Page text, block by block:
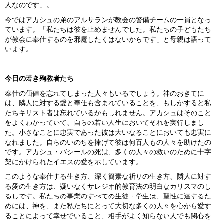
人なのです」。
今ではアカシュの弟のアルサランが教会の警備チームの一員となっ
ています。「私たちは彼を止めませんでした。私たちの子どもたち
が教会に奉仕するのを邪魔したくはないからです」と母親は語って
います。
今日の若き殉教者たち
奉仕の価値を忘れてしまった人々もいるでしょう。神のおきてに
は、隣人に対する愛と奉仕も含まれていることを、もしかすると私
たちキリスト者は忘れているかもしれません。アカシュはそのこと
をよくわかっていて、自らの若い人生においてそれを実行しまし
た。小さなことに忠実であった彼は大いなることにおいても忠実に
なれました。自らのいのちを捧げて彼は何百人もの人々を助けたの
です。アカシュ・バシールの死は、多くの人々の救いのために十字
架にかけられたイエスの愛を示しています。
このような奉仕する生き方、深く簡素な祈りの生き方、隣人に対す
る愛の生き方は、疑いなくサレジオ的教育法の明白なカリスマのし
るしです。私たちの事業のすべての生徒・学生は、聖性に達するた
めには、神を、また私たちにとって大切な多くの人々を心から愛す
ることによって幸せでいること、相手がよく知らない人でも関心を